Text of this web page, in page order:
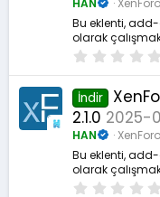
HAN
Bu eklenti,
olarak
İndir
2.1.0 2025-
HAN
Bu eklenti,
olarak